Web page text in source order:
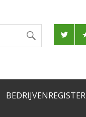
BEDRIJVENREGISTER